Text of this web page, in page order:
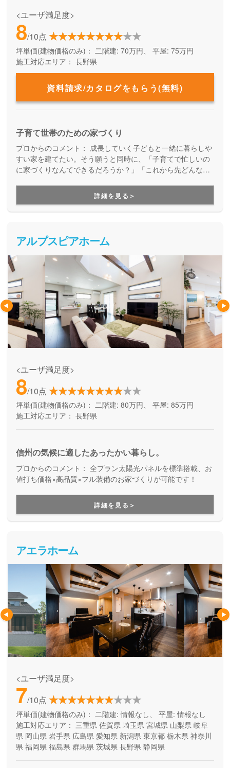
<ユーザ満足度>
8/10点
坪単価(建物価格のみ)： 二階建: 70万円、 平屋: 75万円
施工対応エリア： 長野県
資料請求/カタログをもらう(無料)
子育て世帯のための家づくり
プロからのコメント： 成長していく子どもと一緒に暮らしや
すい家を建てたい。そう願うと同時に、「子育てで忙しいの
に家づくりなんてできるだろうか？」「これから先どんな成
うか？」「子どもが大きくなるまでローンを払い続けられる
だろうか？」といった心配はありませんか？あったか子育て
応援住宅は、そんな子育て世代の家づくりに特化し、実績や
の家づくりを安心してお任せいただけます。
詳細を見る＞
アルプスピアホーム
<ユーザ満足度>
8/10点
坪単価(建物価格のみ)： 二階建: 80万円、 平屋: 85万円
施工対応エリア： 長野県
信州の気候に適したあったかい暮らし。
プロからのコメント： 全プラン太陽光パネルを標準搭載、お
値打ち価格×高品質×フル装備のお家づくりが可能です！
詳細を見る＞
アエラホーム
<ユーザ満足度>
7/10点
坪単価(建物価格のみ)： 二階建: 情報なし、 平屋: 情報なし
施工対応エリア： 三重県 佐賀県 埼玉県 宮城県 山梨県 岐阜
県 岡山県 岩手県 広島県 愛知県 新潟県 東京都 栃木県 神奈川
県 福岡県 福島県 群馬県 茨城県 長野県 静岡県